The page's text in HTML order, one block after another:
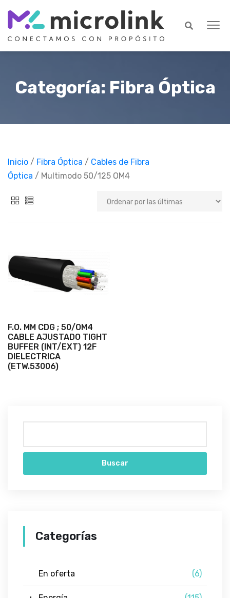
Categoría: Fibra Óptica
Inicio / Fibra Óptica / Cables de Fibra
Óptica / Multimodo 50/125 OM4
F.O. MM CDG ; 50/OM4
CABLE AJUSTADO TIGHT
BUFFER (INT/EXT) 12F
DIELECTRICA
(ETW.53006)
Buscar
Categorías
En oferta (6)